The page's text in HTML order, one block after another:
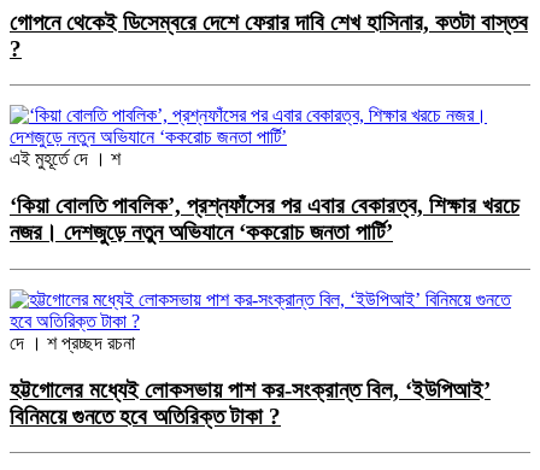
গোপনে থেকেই ডিসেম্বরে দেশে ফেরার দাবি শেখ হাসিনার, কতটা বাস্তব
?
এই মুহূর্তে দে । শ
‘কিয়া বোলতি পাবলিক’, প্রশ্নফাঁসের পর এবার বেকারত্ব, শিক্ষার খরচে
নজর। দেশজুড়ে নতুন অভিযানে ‘ককরোচ জনতা পার্টি’
দে । শ প্রচ্ছদ রচনা
হট্টগোলের মধ্যেই লোকসভায় পাশ কর-সংক্রান্ত বিল, ‘ইউপিআই’
বিনিময়ে গুনতে হবে অতিরিক্ত টাকা ?